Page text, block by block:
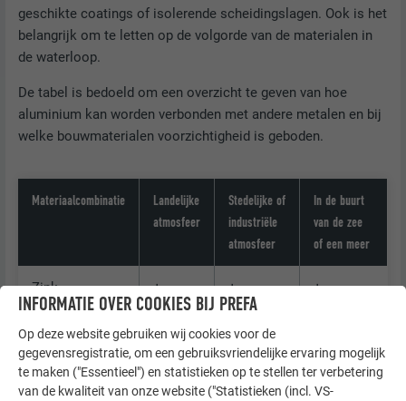
geschikte coatings of isolerende scheidingslagen. Ook is het
belangrijk om te letten op de volgorde van de materialen in
de waterloop.
De tabel is bedoeld om een overzicht te geven van hoe
aluminium kan worden verbonden met andere metalen en bij
welke bouwmaterialen voorzichtigheid is geboden.
Materiaalcombinatie
Landelijke
atmosfeer
Stedelijke of
industriële
atmosfeer
In de buurt
van de zee
of een meer
Zink + + +
Roestvrij staal + +
Lood + + –
INFORMATIE OVER COOKIES BIJ PREFA
Op deze website gebruiken wij cookies voor de
gegevensregistratie, om een gebruiksvriendelijke ervaring mogelijk
te maken ("Essentieel") en statistieken op te stellen ter verbetering
van de kwaliteit van onze website ("Statistieken (incl. VS-